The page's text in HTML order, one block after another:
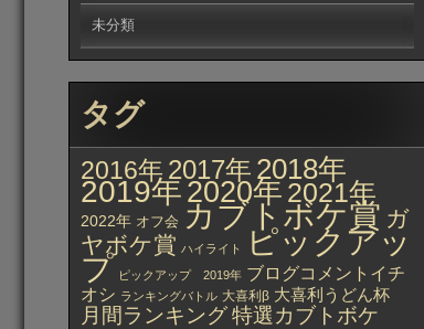
未分類
タグ
2016年 2017年 2018年
2019年2020年 2021年
2022年 オフ会 カブトボケ賞 ガ
ヤボケ賞 ハイライト ピックアッ
プ ピックアップ 2019年 ブログコメントイチ
オシ ランキングバトル 大喜利β 大喜利うどん杯
月間ランキング特選カブトボケ